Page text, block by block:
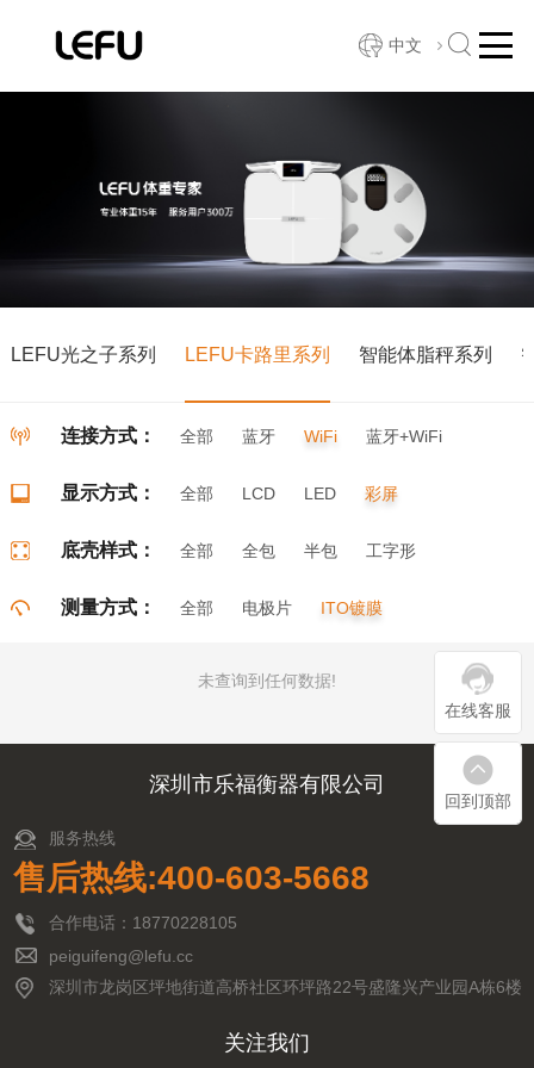
在线客服
回到顶部
中文
LEFU光之子系列 LEFU卡路里系列 智能体脂秤系列
连接方式： 全部 蓝牙 WiFi 蓝牙+WiFi
显示方式： 全部 LCD LED 彩屏
底壳样式： 全部 全包 半包
工字形
测量方式： 全部 电极片 ITO镀膜
未查询到任何数据!
深圳市乐福衡器有限公司
服务热线
售后热线:400-603-5668
合作电话：18770228105
peiguifeng@lefu.cc
深圳市龙岗区坪地街道高桥社区环坪路22号盛隆兴产业园A栋6楼
关注我们